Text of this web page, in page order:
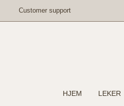
Hopp til innhold
Customer support
HJEM LEKER